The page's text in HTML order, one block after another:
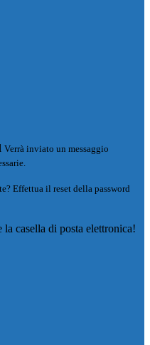
Verrà inviato un messaggio
Effettua il reset della password
casella di posta elettronica!